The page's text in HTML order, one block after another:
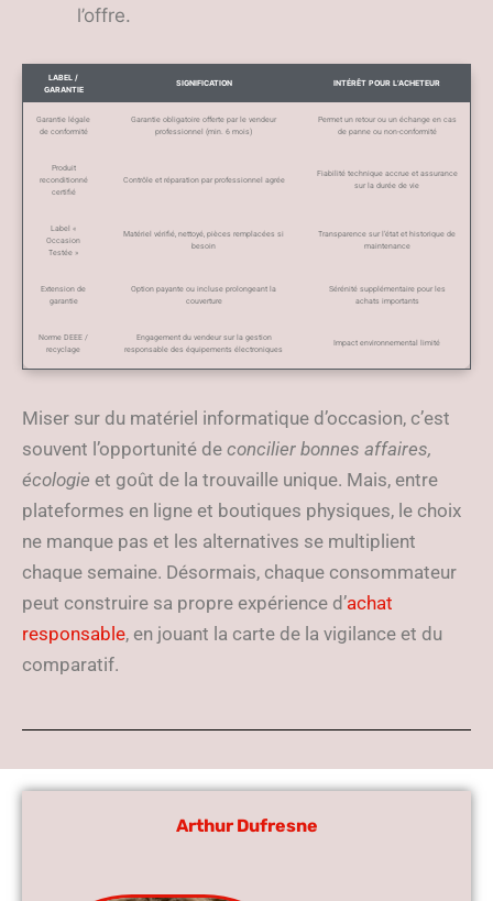
l’offre.
LABEL /
GARANTIE
SIGNIFICATION INTÉRÊT POUR L’ACHETEUR
Garantie légale
de conformité
Garantie obligatoire offerte par le vendeur
professionnel (min. 6 mois)
Permet un retour ou un échange en cas
de panne ou non-conformité
Produit
reconditionné
certifié
Contrôle et réparation par professionnel agrée
Fiabilité technique accrue et assurance
sur la durée de vie
Label «
Occasion
Testée »
Matériel vérifié, nettoyé, pièces remplacées si
besoin
Transparence sur l’état et historique de
maintenance
Extension de
garantie
Option payante ou incluse prolongeant la
couverture
Sérénité supplémentaire pour les
achats importants
Norme DEEE /
recyclage
Engagement du vendeur sur la gestion
responsable des équipements électroniques
Impact environnemental limité
Miser sur du matériel informatique d’occasion, c’est
souvent l’opportunité de concilier bonnes affaires,
écologie et goût de la trouvaille unique. Mais, entre
plateformes en ligne et boutiques physiques, le choix
ne manque pas et les alternatives se multiplient
chaque semaine. Désormais, chaque consommateur
peut construire sa propre expérience d’achat
responsable, en jouant la carte de la vigilance et du
comparatif.
Arthur Dufresne